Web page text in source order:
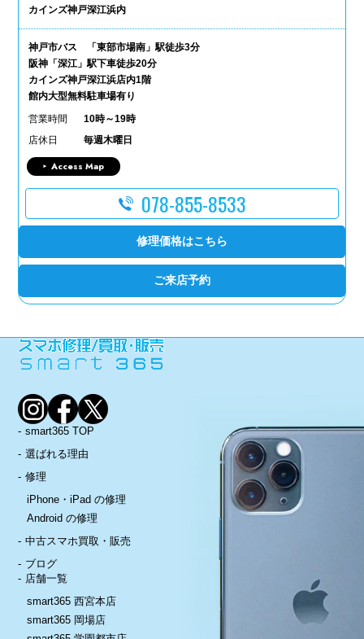
カインズ神戸深江浜内
神戸市バス 「東部市場南」駅徒歩3分
阪神「深江」駅下車徒歩20分
カインズ神戸深江浜店内1階
館内大型無料駐車場有り
営業時間
10時～19時
店休日
毎週木曜日
Access Map
078-855-8533
修理価格はこちら
ご来店予約
smart365 TOP
選ばれる理由
修理
iPhone・iPad の修理
Android の修理
中古スマホ買取・販売
ブログ
店舗一覧
smart365 西宮本店
smart365 岡場店